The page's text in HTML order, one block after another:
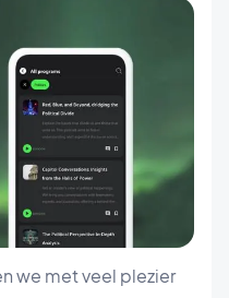
we met veel plezier